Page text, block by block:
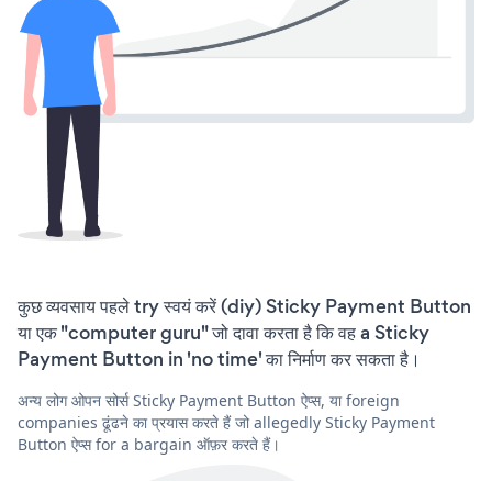
कुछ व्यवसाय पहले try स्वयं करें (diy) Sticky Payment Button
या एक "computer guru" जो दावा करता है कि वह a Sticky
Payment Button in 'no time' का निर्माण कर सकता है।
अन्य लोग ओपन सोर्स Sticky Payment Button ऐप्स, या foreign
companies ढूंढने का प्रयास करते हैं जो allegedly Sticky Payment
Button ऐप्स for a bargain ऑफ़र करते हैं।